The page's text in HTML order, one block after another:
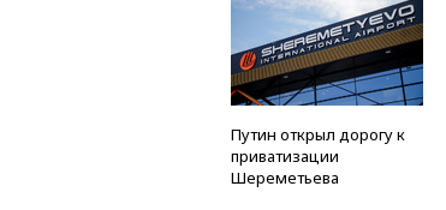
Путин открыл дорогу к
приватизации
Шереметьева